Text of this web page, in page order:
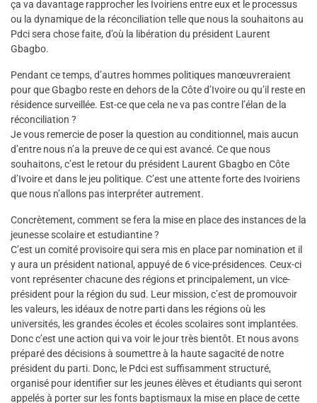
ça va davantage rapprocher les Ivoiriens entre eux et le processus
ou la dynamique de la réconciliation telle que nous la souhaitons au
Pdci sera chose faite, d’où la libération du président Laurent
Gbagbo.
Pendant ce temps, d’autres hommes politiques manœuvreraient
pour que Gbagbo reste en dehors de la Côte d’Ivoire ou qu’il reste en
résidence surveillée. Est-ce que cela ne va pas contre l’élan de la
réconciliation ?
Je vous remercie de poser la question au conditionnel, mais aucun
d’entre nous n’a la preuve de ce qui est avancé. Ce que nous
souhaitons, c’est le retour du président Laurent Gbagbo en Côte
d’Ivoire et dans le jeu politique. C’est une attente forte des Ivoiriens
que nous n’allons pas interpréter autrement.
Concrètement, comment se fera la mise en place des instances de la
jeunesse scolaire et estudiantine ?
C’est un comité provisoire qui sera mis en place par nomination et il
y aura un président national, appuyé de 6 vice-présidences. Ceux-ci
vont représenter chacune des régions et principalement, un vice-
président pour la région du sud. Leur mission, c’est de promouvoir
les valeurs, les idéaux de notre parti dans les régions où les
universités, les grandes écoles et écoles scolaires sont implantées.
Donc c’est une action qui va voir le jour très bientôt. Et nous avons
préparé des décisions à soumettre à la haute sagacité de notre
président du parti. Donc, le Pdci est suffisamment structuré,
organisé pour identifier sur les jeunes élèves et étudiants qui seront
appelés à porter sur les fonts baptismaux la mise en place de cette